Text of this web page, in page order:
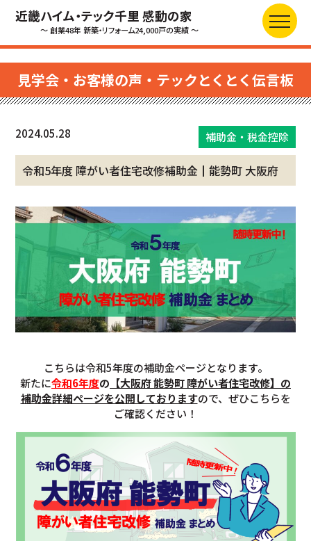
近畿ハイム・テック千里 感動の家
～ 創業48年 新築・リフォーム24,000戸の実績 ～
見学会・お客様の声・テックとくとく伝言板
2024.05.28 補助金・税金控除
令和5年度 障がい者住宅改修補助金┃能勢町 大阪府
こちらは令和5年度の補助金ページとなります。
新たに令和6年度の 【大阪府 能勢町 障がい者住宅改修】の
補助金詳細ページを公開しておりますので、ぜひこちらを
ご確認ください！